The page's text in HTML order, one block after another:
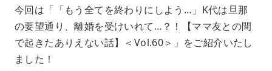
今回は「「もう全てを終わりにしよう…」K代は旦那
の要望通り、離婚を受けいれて…？！【ママ友との間
で起きたありえない話】＜Vol.60＞」をご紹介いたし
ました！